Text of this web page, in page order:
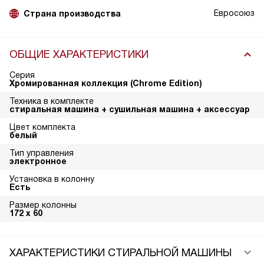
Страна производства Евросоюз
ОБЩИЕ ХАРАКТЕРИСТИКИ
Серия
Хромированная коллекция (Chrome Edition)
Техника в комплекте
стиральная машина + сушильная машина + аксессуар
Цвет комплекта
белый
Тип управления
электронное
Установка в колонну
Есть
Размер колонны
172 х 60
ХАРАКТЕРИСТИКИ СТИРАЛЬНОЙ МАШИНЫ